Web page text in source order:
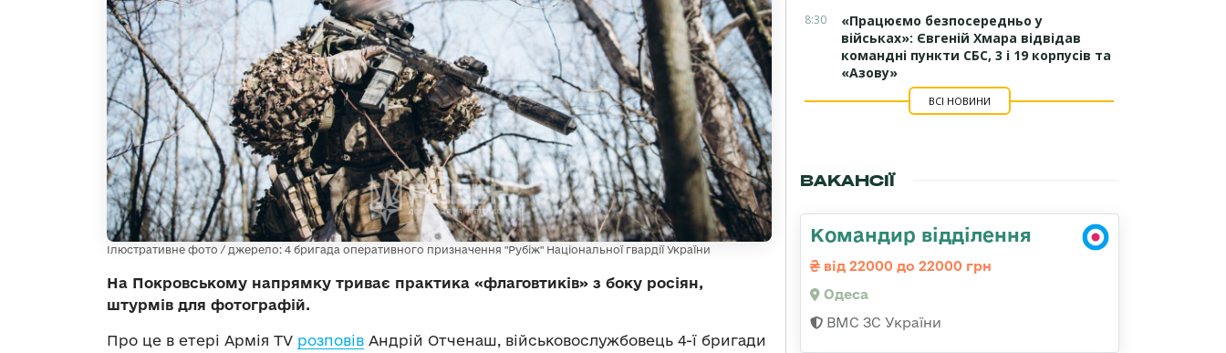
Ілюстративне фото / джерело: 4 бригада оперативного призначення "Рубіж" Національної гвардії України
На Покровському напрямку триває практика «флаговтиків» з боку росіян,
штурмів для фотографій.
Про це в етері Армія TV розповів Андрій Отченаш, військовослужбовець 4-ї бригади
8:30
«Працюємо безпосередньо у
військах»: Євгеній Хмара відвідав
командні пункти СБС, 3 і 19 корпусів та
«Азову»
ВСІ НОВИНИ
ВАКАНСІЇ
Командир відділення
від 22000 до 22000 грн
Одеса
ВМС ЗС України